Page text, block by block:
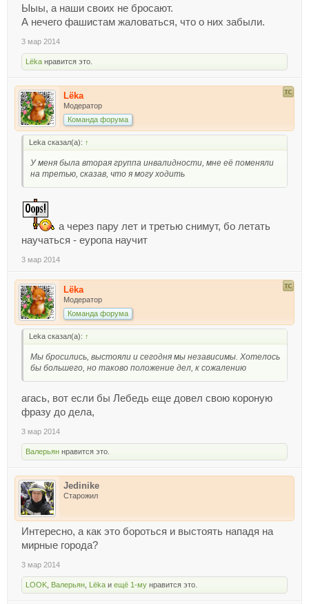
Ыыы, а наши своих не бросают.
А нечего фашистам жаловаться, что о них забыли.
3 мар 2014
Lёka нравится это.
Lёka
Модератор
Команда форума
Leka сказал(а): ↑
У меня была вторая группа инвалидности, мне её поменяли
на третью, сказав, что я могу ходить
а через пару лет и третью снимут, бо летать
научаться - еуропа научит
3 мар 2014
Lёka
Модератор
Команда форума
Leka сказал(а): ↑
Мы бросились, выстояли и сегодня мы независимы. Хотелось
бы большего, но таково положение дел, к сожалению
агась, вот если бы Лебедь еще довел свою короную
фразу до дела,
3 мар 2014
Валерьян нравится это.
Jedinike
Старожил
Интересно, а как это бороться и выстоять нападя на
мирные города?
3 мар 2014
LOOK Валерьян Lёka и ещё 1-му нравится это.